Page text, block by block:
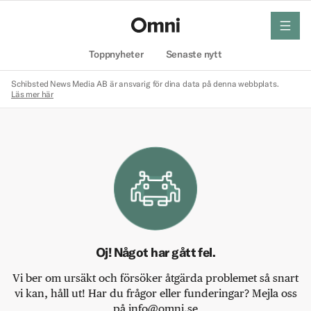
Toppnyheter Senaste nytt
meny
Schibsted News Media AB är ansvarig för dina data på denna webbplats.
Läs mer här
Oj! Något har gått fel.
Vi ber om ursäkt och försöker åtgärda problemet så snart
vi kan, håll ut! Har du frågor eller funderingar? Mejla oss